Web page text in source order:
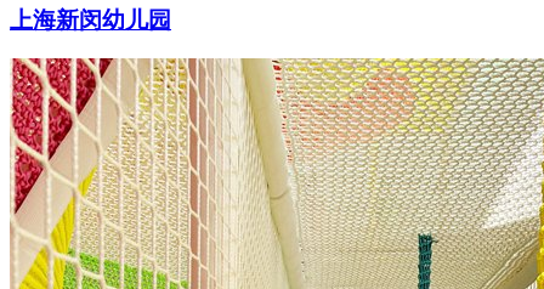
上海新闵幼儿园